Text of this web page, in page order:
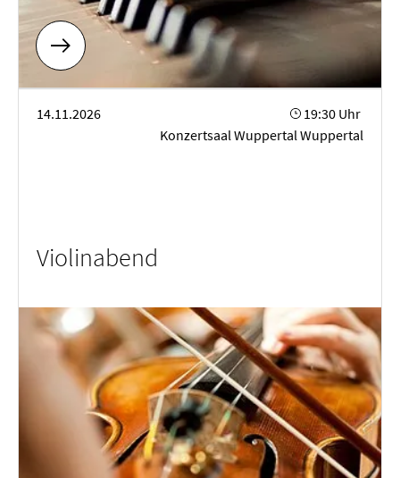
14.11.2026
19:30 Uhr
Konzertsaal Wuppertal Wuppertal
Violinabend